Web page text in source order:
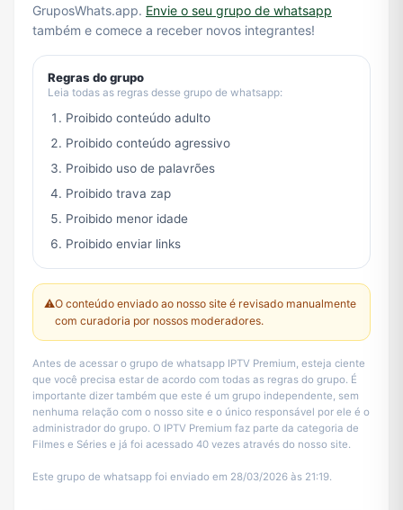
GruposWhats.app. Envie o seu grupo de whatsapp
também e comece a receber novos integrantes!
Regras do grupo
Leia todas as regras desse grupo de whatsapp:
Proibido conteúdo adulto
Proibido conteúdo agressivo
Proibido uso de palavrões
Proibido trava zap
Proibido menor idade
Proibido enviar links
⚠️O conteúdo enviado ao nosso site é revisado manualmente
com curadoria por nossos moderadores.
Antes de acessar o grupo de whatsapp IPTV Premium, esteja ciente
que você precisa estar de acordo com todas as regras do grupo. É
importante dizer também que este é um grupo independente, sem
nenhuma relação com o nosso site e o único responsável por ele é o
administrador do grupo. O IPTV Premium faz parte da categoria de
Filmes e Séries e já foi acessado 40 vezes através do nosso site.
Este grupo de whatsapp foi enviado em 28/03/2026 às 21:19.